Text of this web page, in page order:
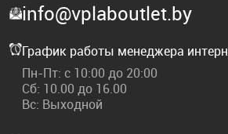
info@vplaboutlet.by
График работы менеджера
Пн-Пт: с 10:00 до 20:00
Сб: 10.00 до 16.00
Вс: Выходной